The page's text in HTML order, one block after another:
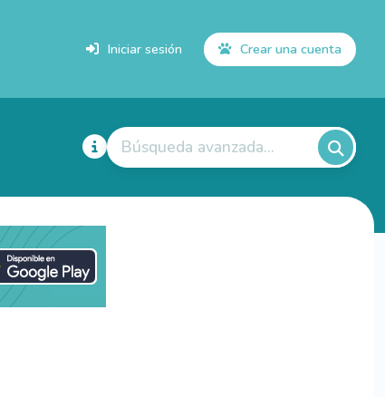
Iniciar sesión Crear una cuenta
Búsqueda avanzada...